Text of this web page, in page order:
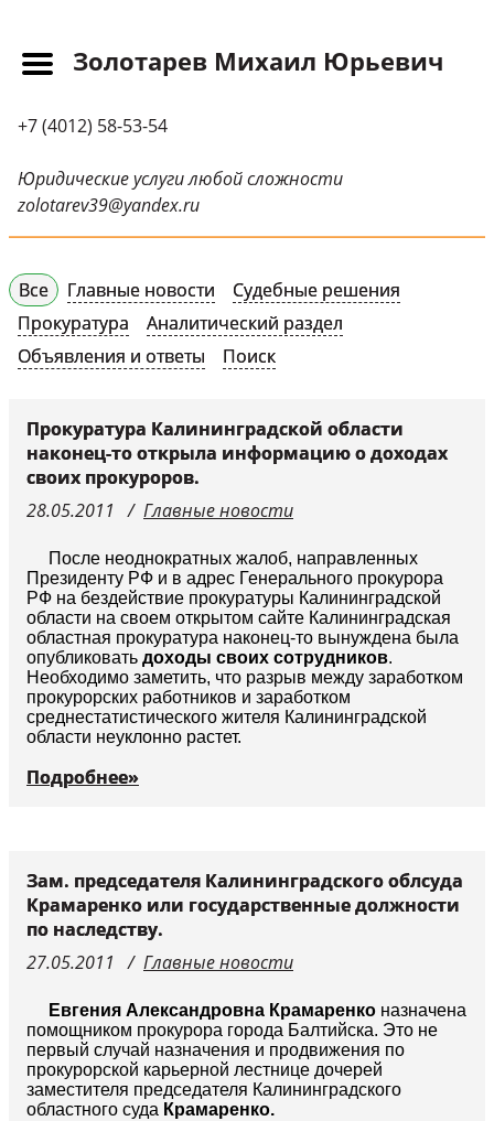
Прайс-лист
Новости
Обращения
Научные публикации
Контактная
Судебные решения
СМИ о нас
Судьи
Золотарев Михаил Юрьевич
+7 (4012) 58-53-54
Юридические услуги любой сложности
zolotarev39@yandex.ru
Все Главные новости
Судебные решения
Прокуратура
Аналитический раздел
Объявления и ответы
Поиск
Прокуратура Калининградской области
наконец-то открыла информацию о доходах
своих прокуроров.
28.05.2011
Главные новости
После неоднократных жалоб, направленных
Президенту РФ и в адрес Генерального прокурора
РФ на бездействие прокуратуры Калининградской
области на своем открытом сайте Калининградская
областная прокуратура наконец-то вынуждена была
опубликовать доходы своих сотрудников.
Необходимо заметить, что разрыв между заработком
прокурорских работников и заработком
среднестатистического жителя Калининградской
области неуклонно растет.
Подробнее»
Зам. председателя Калининградского облсуда
Крамаренко или государственные должности
по наследству.
27.05.2011
Главные новости
Евгения Александровна Крамаренко назначена
помощником прокурора города Балтийска. Это не
первый случай назначения и продвижения по
прокурорской карьерной лестнице дочерей
заместителя председателя Калининградского
областного суда Крамаренко.